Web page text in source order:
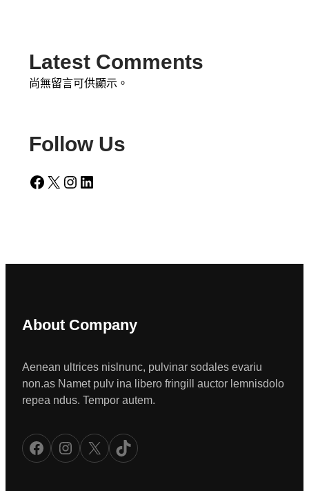
Latest Comments
尚無留言可供顯示。
Follow Us
Facebook X Instagram LinkedIn
About Company
Aenean ultrices nislnunc, pulvinar sodales evariu
non.as Namet pulv ina libero fringill auctor lemnisdolo
repea ndus. Tempor autem.
Facebook Instagram X TikTok